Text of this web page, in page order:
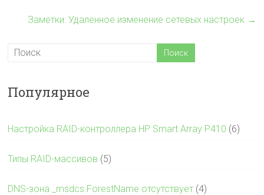
Заметки: Удаленное изменение сетевых настроек →
Популярное
Настройка RAID-контроллера HP Smart Array P410 (6)
Типы RAID-массивов (5)
DNS-зона _msdcs.ForestName отсутствует (4)